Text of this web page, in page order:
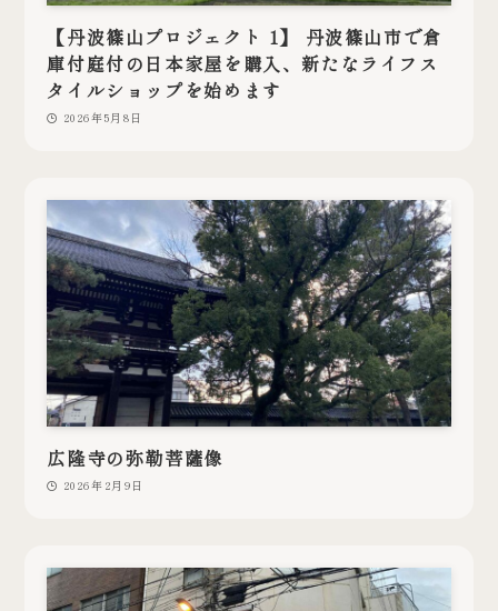
【丹波篠山プロジェクト 1】 丹波篠山市で倉
庫付庭付の日本家屋を購入、新たなライフス
タイルショップを始めます
2026年5月8日
広隆寺の弥勒菩薩像
2026年2月9日